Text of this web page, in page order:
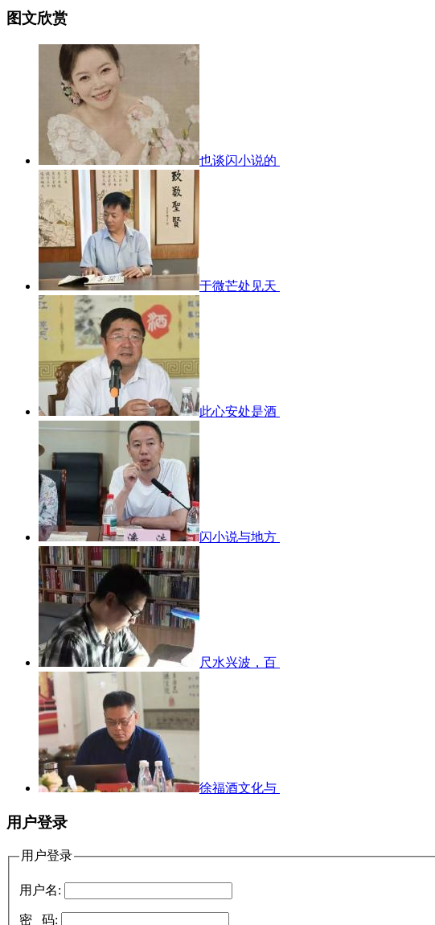
图文欣赏
也谈闪小说的
于微芒处见天
此心安处是酒
闪小说与地方
尺水兴波，百
徐福酒文化与
用户登录
用户登录
用户名:
密 码: